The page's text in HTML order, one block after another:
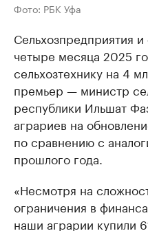
Фото: РБК Уфа
Сельхозпредприятия
четыре месяца 2025
сельхозтехнику на 4
премьер — министр
республики Ильшат
аграриев на
по сравнению с
прошлого года.
«Несмотря на
ограничения в
наши аграрии купили